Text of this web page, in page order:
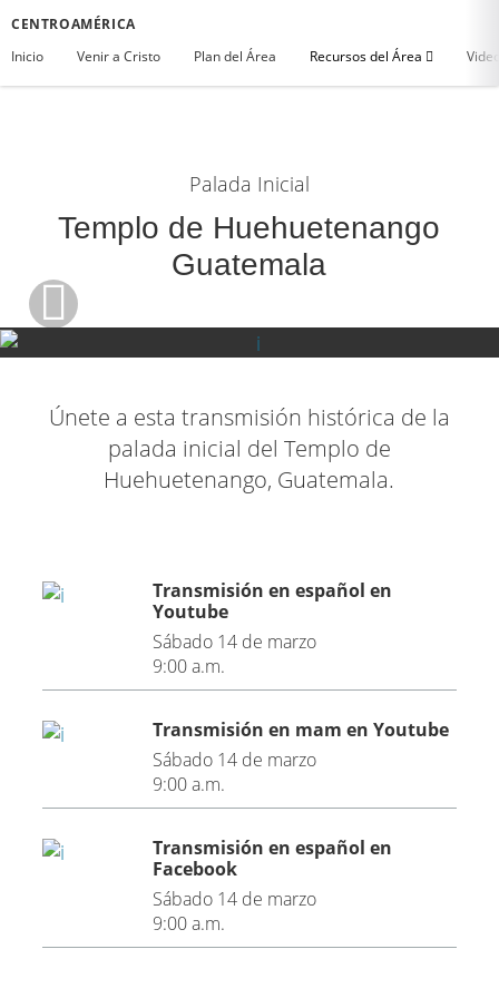
CENTROAMÉRICA
Inicio
Venir a Cristo Plan del Área Recursos del Área
Palada Inicial
Templo de Huehuetenango
Guatemala
Únete a esta transmisión histórica de la
palada inicial del Templo de
Huehuetenango, Guatemala.
Transmisión en español en
Youtube
Sábado 14 de marzo
9:00 a.m.
Transmisión en mam en Youtube
Sábado 14 de marzo
9:00 a.m.
Transmisión en español en
Facebook
Sábado 14 de marzo
9:00 a.m.